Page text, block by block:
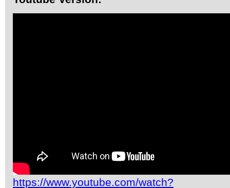
https://www.youtube.com/watch?